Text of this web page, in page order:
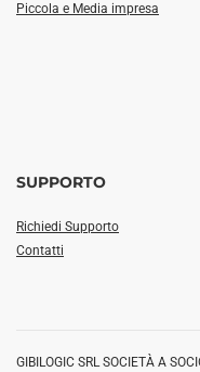
Piccola e Media impresa
SUPPORTO
Richiedi Supporto
Contatti
GIBILOGIC SRL SOCIETÀ A